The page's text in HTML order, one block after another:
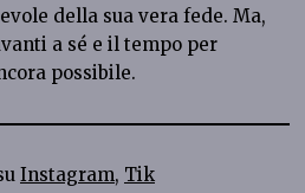
della sua vera fede. Ma,
a sé e il tempo per
possibile.
Instagram, Tik